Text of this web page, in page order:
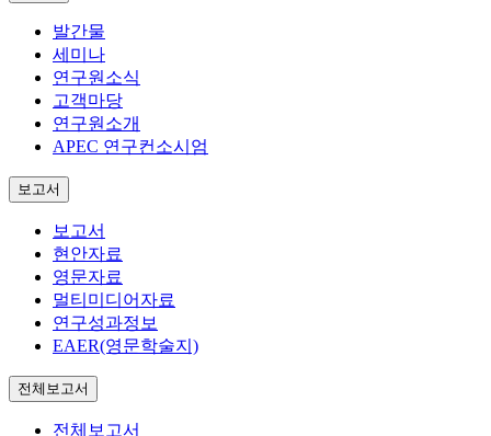
발간물
세미나
연구원소식
고객마당
연구원소개
APEC 연구컨소시엄
보고서
보고서
현안자료
영문자료
멀티미디어자료
연구성과정보
EAER(영문학술지)
전체보고서
전체보고서